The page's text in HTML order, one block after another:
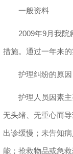
一般资料
2009年9月我
措施。通过一年来
护理纠纷的原因
护理人员因素
无头绪、无重心而
出诊缓慢；未告知
能；抢救物品或急